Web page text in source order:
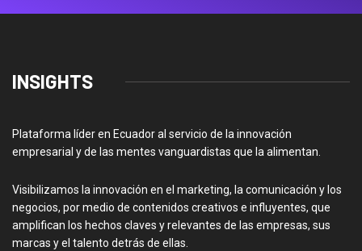
INSIGHTS
Plataforma líder en Ecuador al servicio de la innovación
empresarial y de las mentes vanguardistas que la alimentan.
Visibilizamos la innovación en el marketing, la comunicación y los
negocios, por medio de contenidos creativos e influyentes, que
amplifican los hechos claves y relevantes de las empresas, sus
marcas y el talento detrás de ellas.